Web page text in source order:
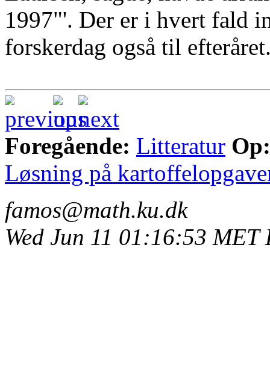
1997"'. Der er i hvert fald
forskerdag også til
Foregående: Litteratur Op:
Løsning på
famos@math.ku.dk
Wed Jun 11 01:16:53 MET